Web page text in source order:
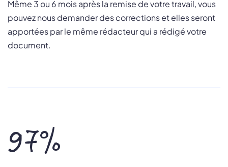
Même 3 ou 6 mois après la remise de votre travail, vous
pouvez nous demander des corrections et elles seront
apportées par le même rédacteur qui a rédigé votre
document.
97%